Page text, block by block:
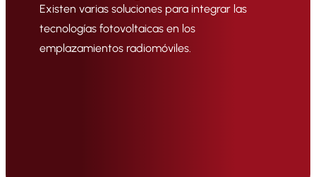
Existen varias soluciones para integrar las
tecnologías fotovoltaicas en los
emplazamientos radiomóviles.